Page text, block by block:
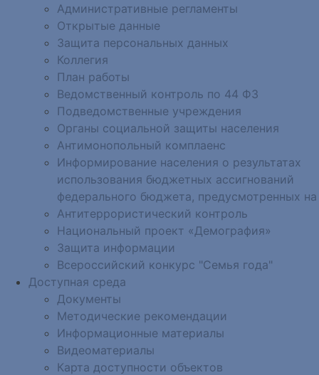
Административные регламенты
Открытые данные
Защита персональных данных
Коллегия
План работы
Ведомственный контроль по 44 ФЗ
Подведомственные учреждения
Органы социальной защиты населения
Антимонопольный комплаенс
Информирование населения о результатах
использования бюджетных ассигнований
федерального бюджета, предусмотренных на
Антитеррористический контроль
Национальный проект «Демография»
Защита информации
Всероссийский конкурс "Семья года"
Доступная среда
Документы
Методические рекомендации
Информационные материалы
Видеоматериалы
Карта доступности объектов